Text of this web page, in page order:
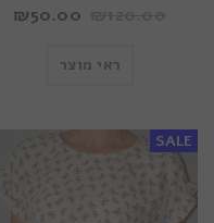
₪50.00
ראי מוצר
SALE